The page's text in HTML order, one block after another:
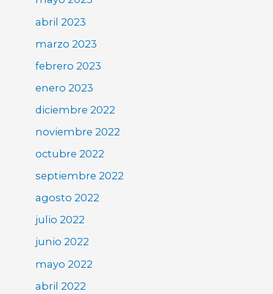
abril 2023
marzo 2023
febrero 2023
enero 2023
diciembre 2022
noviembre 2022
octubre 2022
septiembre 2022
agosto 2022
julio 2022
junio 2022
mayo 2022
abril 2022